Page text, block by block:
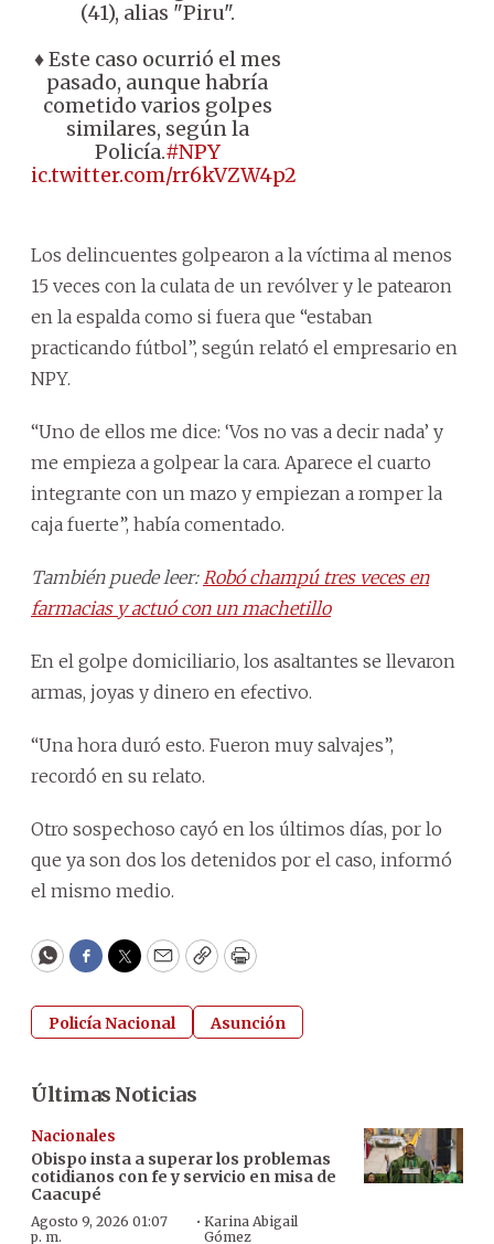
(41), alias "Piru".
♦️ Este caso ocurrió el mes
pasado, aunque habría
cometido varios golpes
similares, según la
Policía.#NPY
pic.twitter.com/rr6kVZW4p2
Los delincuentes golpearon a la víctima al menos
15 veces con la culata de un revólver y le patearon
en la espalda como si fuera que “estaban
practicando fútbol”, según relató el empresario en
NPY.
“Uno de ellos me dice: ‘Vos no vas a decir nada’ y
me empieza a golpear la cara. Aparece el cuarto
integrante con un mazo y empiezan a romper la
caja fuerte”, había comentado.
También puede leer: Robó champú tres veces en
farmacias y actuó con un machetillo
En el golpe domiciliario, los asaltantes se llevaron
armas, joyas y dinero en efectivo.
“Una hora duró esto. Fueron muy salvajes”,
recordó en su relato.
Otro sospechoso cayó en los últimos días, por lo
que ya son dos los detenidos por el caso, informó
el mismo medio.
WhatsApp
Facebook
Twitter
EmailCopyPrint
Policía Nacional Asunción
Últimas Noticias
Nacionales
Obispo insta a superar los problemas
cotidianos con fe y servicio en misa de
Caacupé
Agosto 9, 2026 01:07
p. m.
·Karina Abigail
Gómez